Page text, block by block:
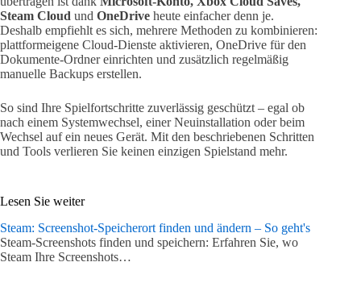
Steam Cloud und OneDrive heute einfacher denn je.
Deshalb empfiehlt es sich, mehrere Methoden zu kombinieren:
plattformeigene Cloud-Dienste aktivieren, OneDrive für den
Dokumente-Ordner einrichten und zusätzlich regelmäßig
manuelle Backups erstellen.
So sind Ihre Spielfortschritte zuverlässig geschützt – egal ob
nach einem Systemwechsel, einer Neuinstallation oder beim
Wechsel auf ein neues Gerät. Mit den beschriebenen Schritten
und Tools verlieren Sie keinen einzigen Spielstand mehr.
Lesen Sie weiter
Steam: Screenshot-Speicherort finden und ändern – So geht's
Steam-Screenshots finden und speichern: Erfahren Sie, wo
Steam Ihre Screenshots…